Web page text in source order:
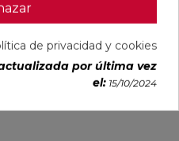
donde ver este
de privacidad y cookies
por última vez
el: 15/10/2024